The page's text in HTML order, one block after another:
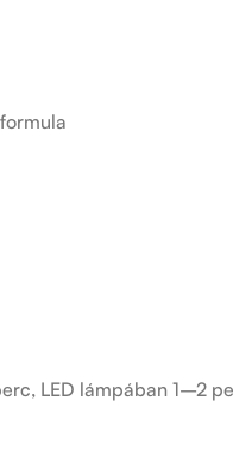
LED lámpában 1–2